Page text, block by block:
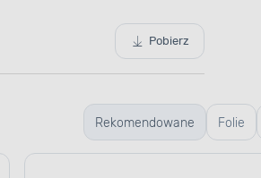
Pobierz
Rekomendowane Folie